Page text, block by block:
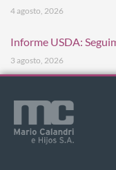
4 agosto, 2026
Informe USDA:
3 agosto, 2026